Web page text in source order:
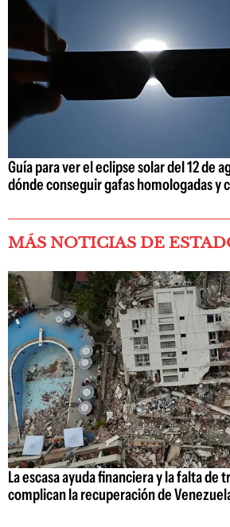
Guía para ver el eclipse solar del 12 de
dónde conseguir gafas homologadas y
MÁS NOTICIAS DE
La escasa ayuda financiera y la falta de
complican la recuperación de